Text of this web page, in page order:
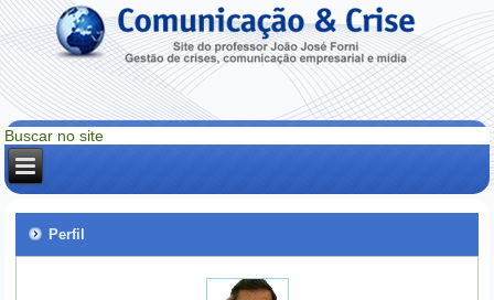
Perfil